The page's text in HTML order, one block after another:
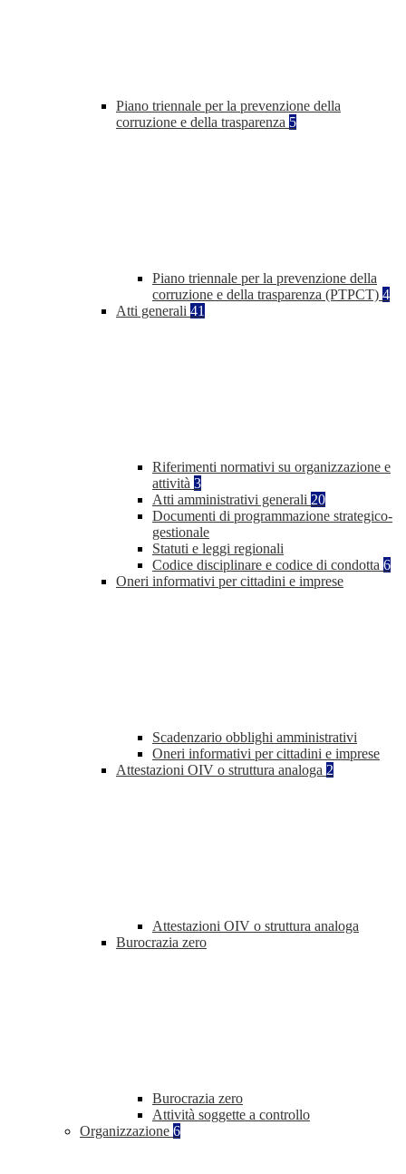
Piano triennale per la prevenzione della
corruzione e della trasparenza 5
Piano triennale per la prevenzione della
corruzione e della trasparenza (PTPCT) 4
Atti generali 41
Riferimenti normativi su organizzazione e
attività 3
Atti amministrativi generali 20
Documenti di programmazione strategico-
gestionale
Statuti e leggi regionali
Codice disciplinare e codice di condotta 6
Oneri informativi per cittadini e imprese
Scadenzario obblighi amministrativi
Oneri informativi per cittadini e imprese
Attestazioni OIV o struttura analoga 2
Attestazioni OIV o struttura analoga
Burocrazia zero
Burocrazia zero
Attività soggette a controllo
Organizzazione 6